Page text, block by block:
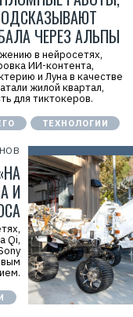
ЧЕРЕЗ АЛЬПЫ
в нейросетях,
ИИ-контента,
и Луна в качестве
жилой квартал,
для тиктокеров.
ТЕХНОЛОГИИ
И
Qi,